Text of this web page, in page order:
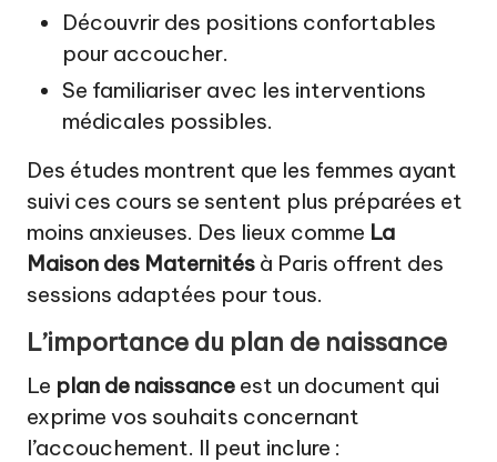
Découvrir des positions confortables
pour accoucher.
Se familiariser avec les interventions
médicales possibles.
Des études montrent que les femmes ayant
suivi ces cours se sentent plus préparées et
moins anxieuses. Des lieux comme La
Maison des Maternités à Paris offrent des
sessions adaptées pour tous.
L’importance du plan de naissance
Le plan de naissance est un document qui
exprime vos souhaits concernant
l’accouchement. Il peut inclure :